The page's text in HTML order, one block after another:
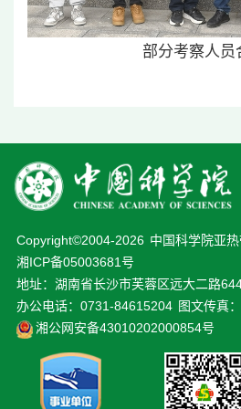
部分考察人员
Copyright©2004-2026 中国科学院亚
湘ICP备05003681号
地址：湖南省长沙市芙蓉区远大二路
办公电话：0731-84615204 图文传真
湘公网安备43010202000854号